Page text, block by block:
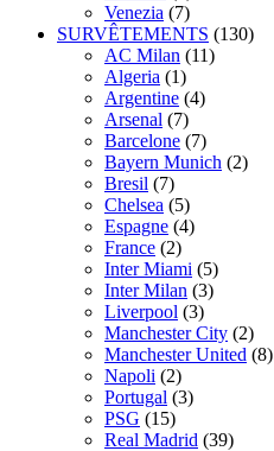
Venezia (7)
SURVÊTEMENTS (130)
AC Milan (11)
Algeria (1)
Argentine (4)
Arsenal (7)
Barcelone (7)
Bayern Munich (2)
Bresil (7)
Chelsea (5)
Espagne (4)
France (2)
Inter Miami (5)
Inter Milan (3)
Liverpool (3)
Manchester City (2)
Manchester United (8)
Napoli (2)
Portugal (3)
PSG (15)
Real Madrid (39)